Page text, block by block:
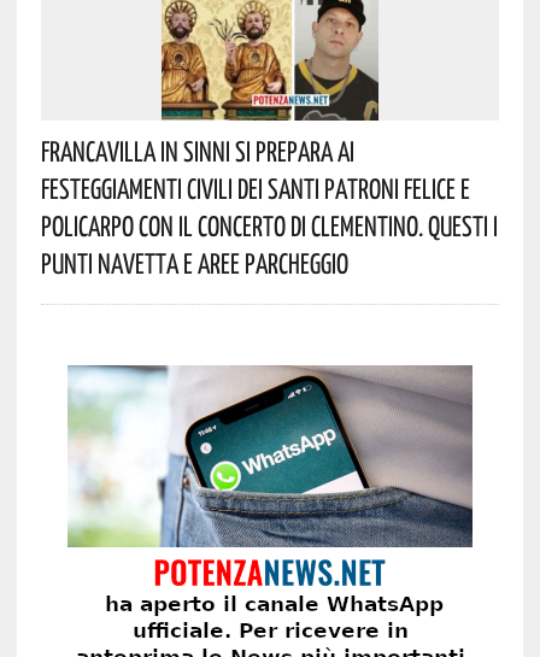
Francavilla In Sinni Si Prepara Ai
Festeggiamenti Civili Dei Santi Patroni Felice E
Policarpo Con Il Concerto Di Clementino. Questi I
Punti Navetta E Aree Parcheggio